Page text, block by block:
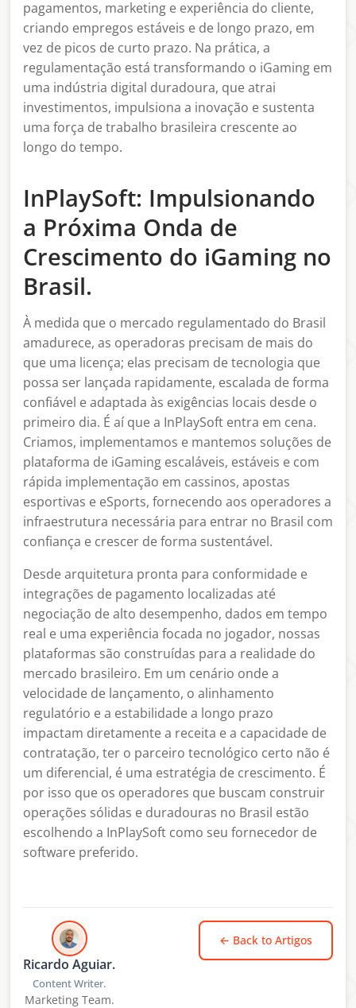
pagamentos, marketing e experiência do cliente,
criando empregos estáveis e de longo prazo, em
vez de picos de curto prazo. Na prática, a
regulamentação está transformando o iGaming em
uma indústria digital duradoura, que atrai
investimentos, impulsiona a inovação e sustenta
uma força de trabalho brasileira crescente ao
longo do tempo.
InPlaySoft: Impulsionando
a Próxima Onda de
Crescimento do iGaming no
Brasil.
À medida que o mercado regulamentado do Brasil
amadurece, as operadoras precisam de mais do
que uma licença; elas precisam de tecnologia que
possa ser lançada rapidamente, escalada de forma
confiável e adaptada às exigências locais desde o
primeiro dia. É aí que a InPlaySoft entra em cena.
Criamos, implementamos e mantemos soluções de
plataforma de iGaming escaláveis, estáveis e com
rápida implementação em cassinos, apostas
esportivas e eSports, fornecendo aos operadores a
infraestrutura necessária para entrar no Brasil com
confiança e crescer de forma sustentável.
Desde arquitetura pronta para conformidade e
integrações de pagamento localizadas até
negociação de alto desempenho, dados em tempo
real e uma experiência focada no jogador, nossas
plataformas são construídas para a realidade do
mercado brasileiro. Em um cenário onde a
velocidade de lançamento, o alinhamento
regulatório e a estabilidade a longo prazo
impactam diretamente a receita e a capacidade de
contratação, ter o parceiro tecnológico certo não é
um diferencial, é uma estratégia de crescimento. É
por isso que os operadores que buscam construir
operações sólidas e duradouras no Brasil estão
escolhendo a InPlaySoft como seu fornecedor de
software preferido.
Ricardo Aguiar.
Content Writer.
Marketing Team.
← Back to Artigos